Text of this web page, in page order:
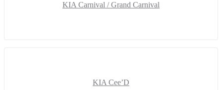
KIA Carnival / Grand Carnival
KIA Cee’D